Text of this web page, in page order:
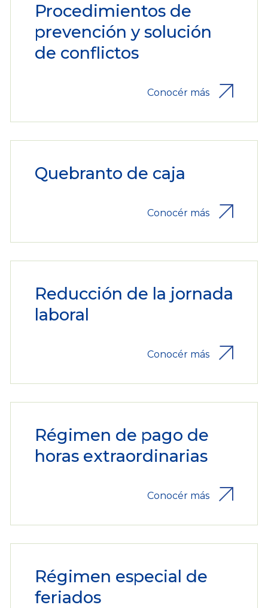
Procedimientos de
prevención y solución
de conflictos
Conocér más
Quebranto de caja
Conocér más
Reducción de la jornada
laboral
Conocér más
Régimen de pago de
horas extraordinarias
Conocér más
Régimen especial de
feriados